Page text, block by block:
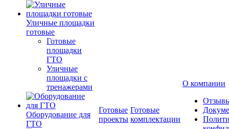
Уличные площадки
готовые
Готовые
площадки
ГТО
Уличные
площадки с
тренажерами
Оборудование для
ГТО
Готовые
проекты
Готовые
комплектации
О компании